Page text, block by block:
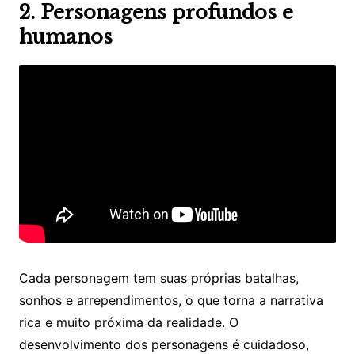
2. Personagens profundos e
humanos
Cada personagem tem suas próprias batalhas,
sonhos e arrependimentos, o que torna a narrativa
rica e muito próxima da realidade. O
desenvolvimento dos personagens é cuidadoso,